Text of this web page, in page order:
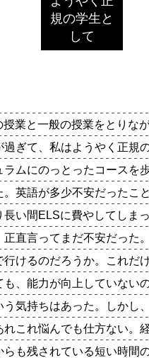
規の学生と
して
授業と一般の授業をとりな
過ぎて、私はようやく正規
ラムにのっとったコースを
。英語が多少不安だったこ
長い間ELSに費やしてしま
正直言ってまだ不安だった
行けるのだろうか。これだ
も、能力が向上していない
う気持ちはあった。しかし
れこれ悩んでも仕方ない。
らも残されている短い時間